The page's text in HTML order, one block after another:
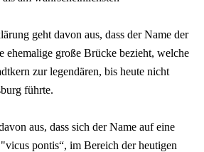
geht davon aus, dass der Name der
ehemalige große Brücke bezieht, welche
zur legendären, bis heute nicht
führte.
aus, dass sich der Name auf eine
pontis“, im Bereich der heutigen